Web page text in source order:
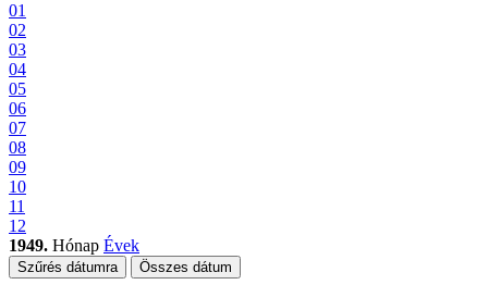
01
02
03
04
05
06
07
08
09
10
11
12
1949. Hónap Évek
Szűrés dátumra Összes dátum